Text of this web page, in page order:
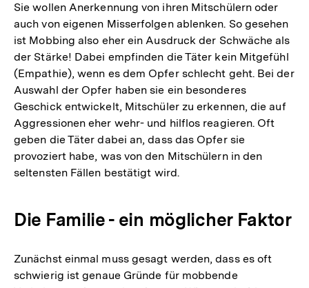
Sie wollen Anerkennung von ihren Mitschülern oder
auch von eigenen Misserfolgen ablenken. So gesehen
ist Mobbing also eher ein Ausdruck der Schwäche als
der Stärke! Dabei empfinden die Täter kein Mitgefühl
(Empathie), wenn es dem Opfer schlecht geht. Bei der
Auswahl der Opfer haben sie ein besonderes
Geschick entwickelt, Mitschüler zu erkennen, die auf
Aggressionen eher wehr- und hilflos reagieren. Oft
geben die Täter dabei an, dass das Opfer sie
provoziert habe, was von den Mitschülern in den
seltensten Fällen bestätigt wird.
Die Familie - ein möglicher Faktor
Zunächst einmal muss gesagt werden, dass es oft
schwierig ist genaue Gründe für mobbende